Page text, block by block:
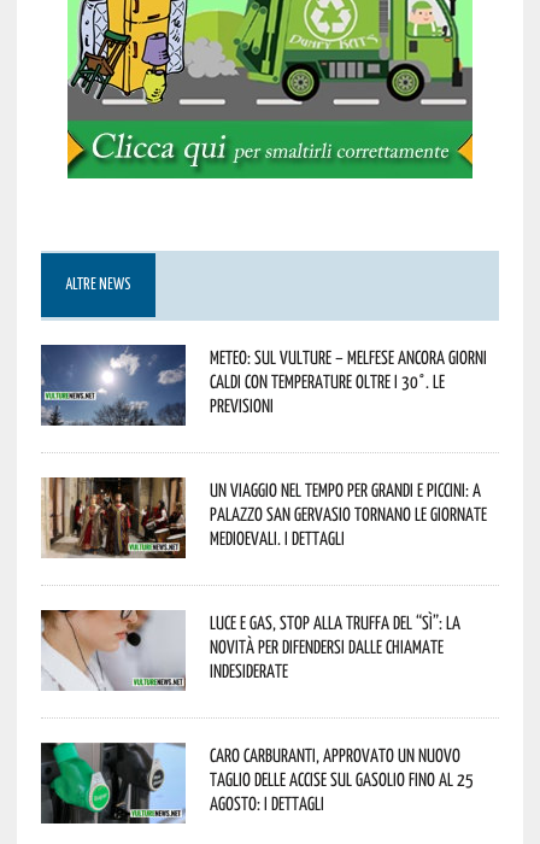
ALTRE NEWS
Meteo: sul Vulture – melfese ancora giorni
caldi con temperature oltre i 30°. Le
previsioni
Un viaggio nel tempo per grandi e piccini: a
Palazzo San Gervasio tornano le Giornate
Medioevali. I dettagli
Luce e gas, stop alla truffa del “Sì”: la
novità per difendersi dalle chiamate
indesiderate
Caro carburanti, approvato un nuovo
taglio delle accise sul gasolio fino al 25
agosto: i dettagli